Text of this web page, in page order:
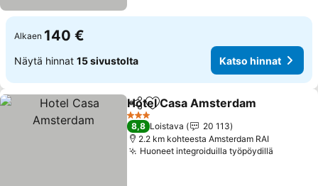
Alkaen 140 €
Näytä hinnat 15 sivustolta Katso hinnat
Jaa Lisää suosikkeihin
Hotel Casa Amsterdam
3 Tähtiluokitus
8,8 Loistava
20 113
2.2 km kohteesta Amsterdam RAI
Huoneet integroiduilla työpöydillä